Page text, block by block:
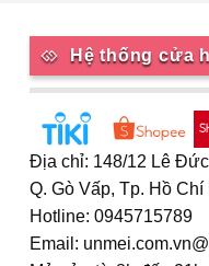
Hệ thống cửa
Địa chỉ: 148/12 Lê
Q. Gò Vấp, Tp. Hồ Chí
Hotline: 0945715789
Email: